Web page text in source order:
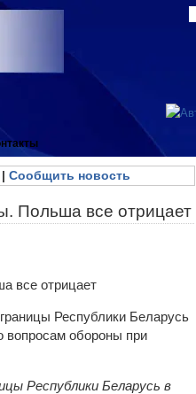
Сообщить новость
Польша все отрицает
Республики Беларусь
вопросам обороны при
Республики Беларусь в